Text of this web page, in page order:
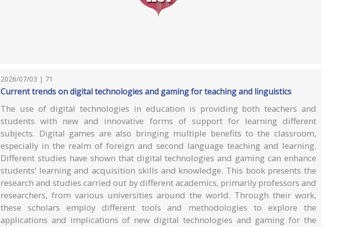
2026/07/03 | 71
Current trends on digital technologies and gaming for teaching and linguistics
The use of digital technologies in education is providing both teachers and
students with new and innovative forms of support for learning different
subjects. Digital games are also bringing multiple benefits to the classroom,
especially in the realm of foreign and second language teaching and learning.
Different studies have shown that digital technologies and gaming can enhance
students’ learning and acquisition skills and knowledge. This book presents the
research and studies carried out by different academics, primarily professors and
researchers, from various universities around the world. Through their work,
these scholars employ different tools and methodologies to explore the
applications and implications of new digital technologies and gaming for the